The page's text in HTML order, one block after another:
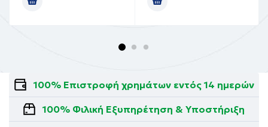
100% Επιστροφή χρημάτων εντός 14 ημερών
100% Φιλική Εξυπηρέτηση & Υποστήριξη